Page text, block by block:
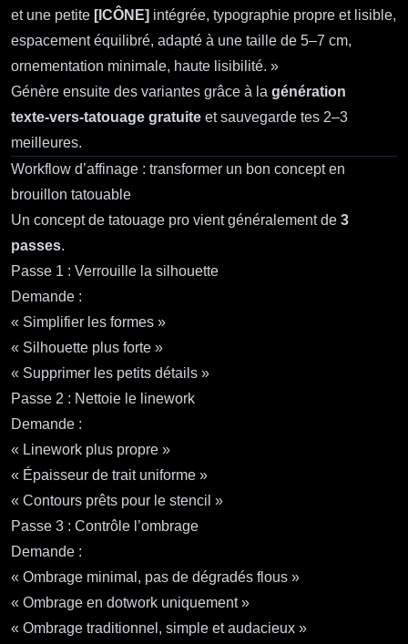
et une petite [ICÔNE] intégrée, typographie propre et lisible,
espacement équilibré, adapté à une taille de 5–7 cm,
ornementation minimale, haute lisibilité. »
Génère ensuite des variantes grâce à la génération
texte‑vers‑tatouage gratuite et sauvegarde tes 2–3
meilleures.
Workflow d’affinage : transformer un bon concept en
brouillon tatouable
Un concept de tatouage pro vient généralement de 3
passes.
Passe 1 : Verrouille la silhouette
Demande :
« Simplifier les formes »
« Silhouette plus forte »
« Supprimer les petits détails »
Passe 2 : Nettoie le linework
Demande :
« Linework plus propre »
« Épaisseur de trait uniforme »
« Contours prêts pour le stencil »
Passe 3 : Contrôle l’ombrage
Demande :
« Ombrage minimal, pas de dégradés flous »
« Ombrage en dotwork uniquement »
« Ombrage traditionnel, simple et audacieux »